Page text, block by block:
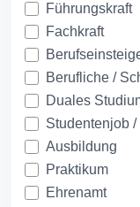
Führungskraft
Fachkraft
Berufliche /
Duales
Studentenjob
Ausbildung
Praktikum
Ehrenamt